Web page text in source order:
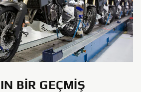
BIR GEÇMIŞ